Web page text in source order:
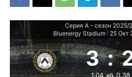
Серия А - сезон 2025/
Bluenergy Stadium 25 Окт
3 :
1.04 xG 0.38